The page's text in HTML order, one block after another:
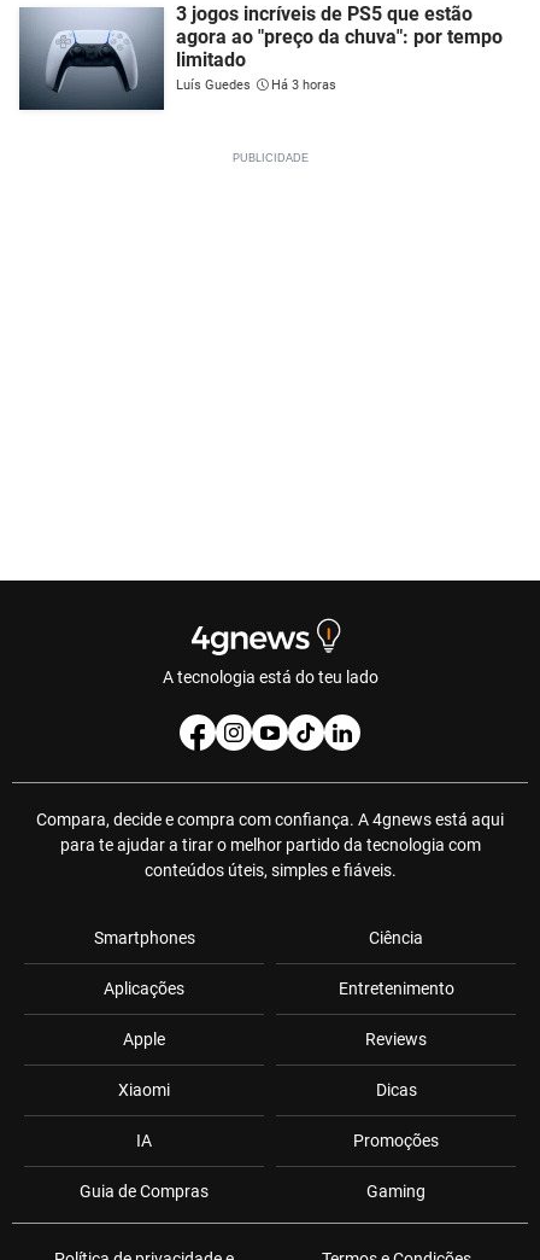
3 jogos incríveis de PS5 que estão
agora ao "preço da chuva": por tempo
limitado
Luís Guedes Há 3 horas
A tecnologia está do teu lado
Compara, decide e compra com confiança. A 4gnews está aqui
para te ajudar a tirar o melhor partido da tecnologia com
conteúdos úteis, simples e fiáveis.
Smartphones
Aplicações
Apple
Xiaomi
IA
Guia de Compras
Ciência
Entretenimento
Reviews
Dicas
Promoções
Gaming